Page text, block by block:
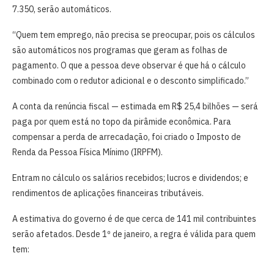
7.350, serão automáticos.
“Quem tem emprego, não precisa se preocupar, pois os cálculos
são automáticos nos programas que geram as folhas de
pagamento. O que a pessoa deve observar é que há o cálculo
combinado com o redutor adicional e o desconto simplificado.”
A conta da renúncia fiscal — estimada em R$ 25,4 bilhões — será
paga por quem está no topo da pirâmide econômica. Para
compensar a perda de arrecadação, foi criado o Imposto de
Renda da Pessoa Física Mínimo (IRPFM).
Entram no cálculo os salários recebidos; lucros e dividendos; e
rendimentos de aplicações financeiras tributáveis.
A estimativa do governo é de que cerca de 141 mil contribuintes
serão afetados. Desde 1º de janeiro, a regra é válida para quem
tem: